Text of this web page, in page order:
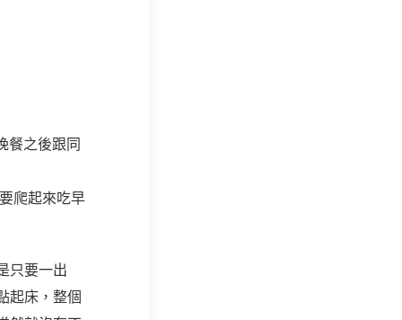
餐之後跟同
爬起來吃早
只要一出
起床，整個